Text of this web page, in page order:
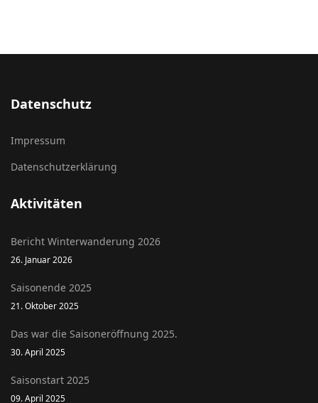
Datenschutz
Impressum
Datenschutzerklärung
Aktivitäten
Bericht Winterwanderung 2026
26. Januar 2026
Saisonende 2025
21. Oktober 2025
Das war die Saisoneröffnung 2025.
30. April 2025
Saisonstart 2025
09. April 2025